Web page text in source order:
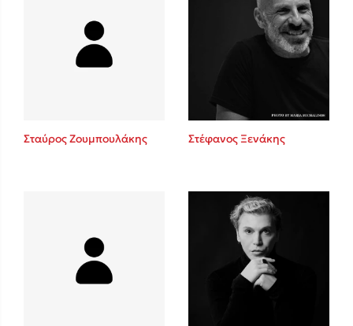
Mel Robbins
Η μέθοδος Αφήστε τους
Σταύρος Ζουμπουλάκης Στέφανος Ξενάκης